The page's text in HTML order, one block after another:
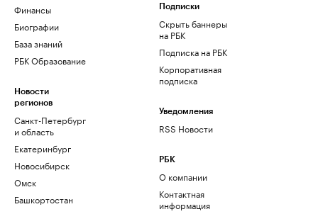
Финансы
Биографии
База знаний
РБК Образование
Новости
регионов
Санкт-Петербург
и область
Екатеринбург
Новосибирск
Омск
Башкортостан
Подписки
Скрыть баннеры
на РБК
Подписка на РБК
Корпоративная
подписка
Уведомления
RSS Новости
РБК
О компании
Контактная
информация